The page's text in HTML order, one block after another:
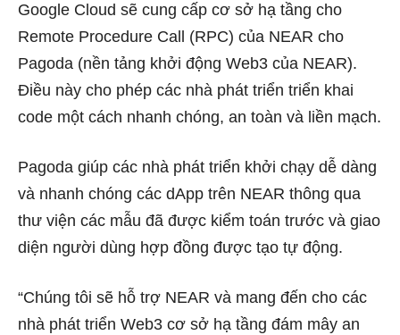
Google Cloud sẽ cung cấp cơ sở hạ tầng cho
Remote Procedure Call (RPC) của NEAR cho
Pagoda (nền tảng khởi động Web3 của NEAR).
Điều này cho phép các nhà phát triển triển khai
code một cách nhanh chóng, an toàn và liền mạch.
Pagoda giúp các nhà phát triển khởi chạy dễ dàng
và nhanh chóng các dApp trên NEAR thông qua
thư viện các mẫu đã được kiểm toán trước và giao
diện người dùng hợp đồng được tạo tự động.
“Chúng tôi sẽ hỗ trợ NEAR và mang đến cho các
nhà phát triển Web3 cơ sở hạ tầng đám mây an